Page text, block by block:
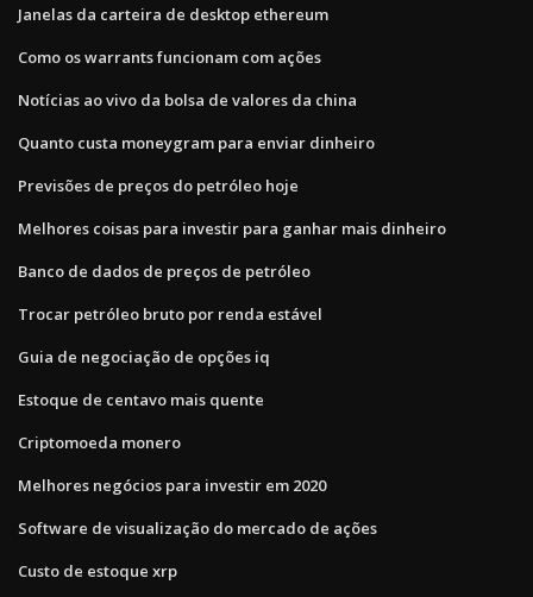
Janelas da carteira de desktop ethereum
Como os warrants funcionam com ações
Notícias ao vivo da bolsa de valores da china
Quanto custa moneygram para enviar dinheiro
Previsões de preços do petróleo hoje
Melhores coisas para investir para ganhar mais dinheiro
Banco de dados de preços de petróleo
Trocar petróleo bruto por renda estável
Guia de negociação de opções iq
Estoque de centavo mais quente
Criptomoeda monero
Melhores negócios para investir em 2020
Software de visualização do mercado de ações
Custo de estoque xrp